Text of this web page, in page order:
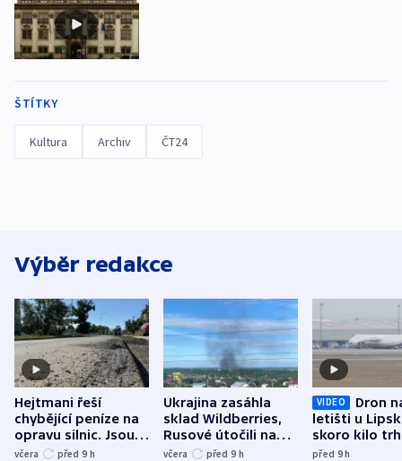
ŠTÍTKY
Kultura Archiv ČT24
Výběr redakce
Hejtmani řeší
chybějící peníze na
opravu silnic. Jsou
nenárokové, namítá
včera před 9 h
Ukrajina zasáhla
sklad Wildberries,
Rusové útočili na
trh, hasiče či
včera před 9 h
VIDEO
Dron
letišti u
skoro kilo
indicie
před 9h